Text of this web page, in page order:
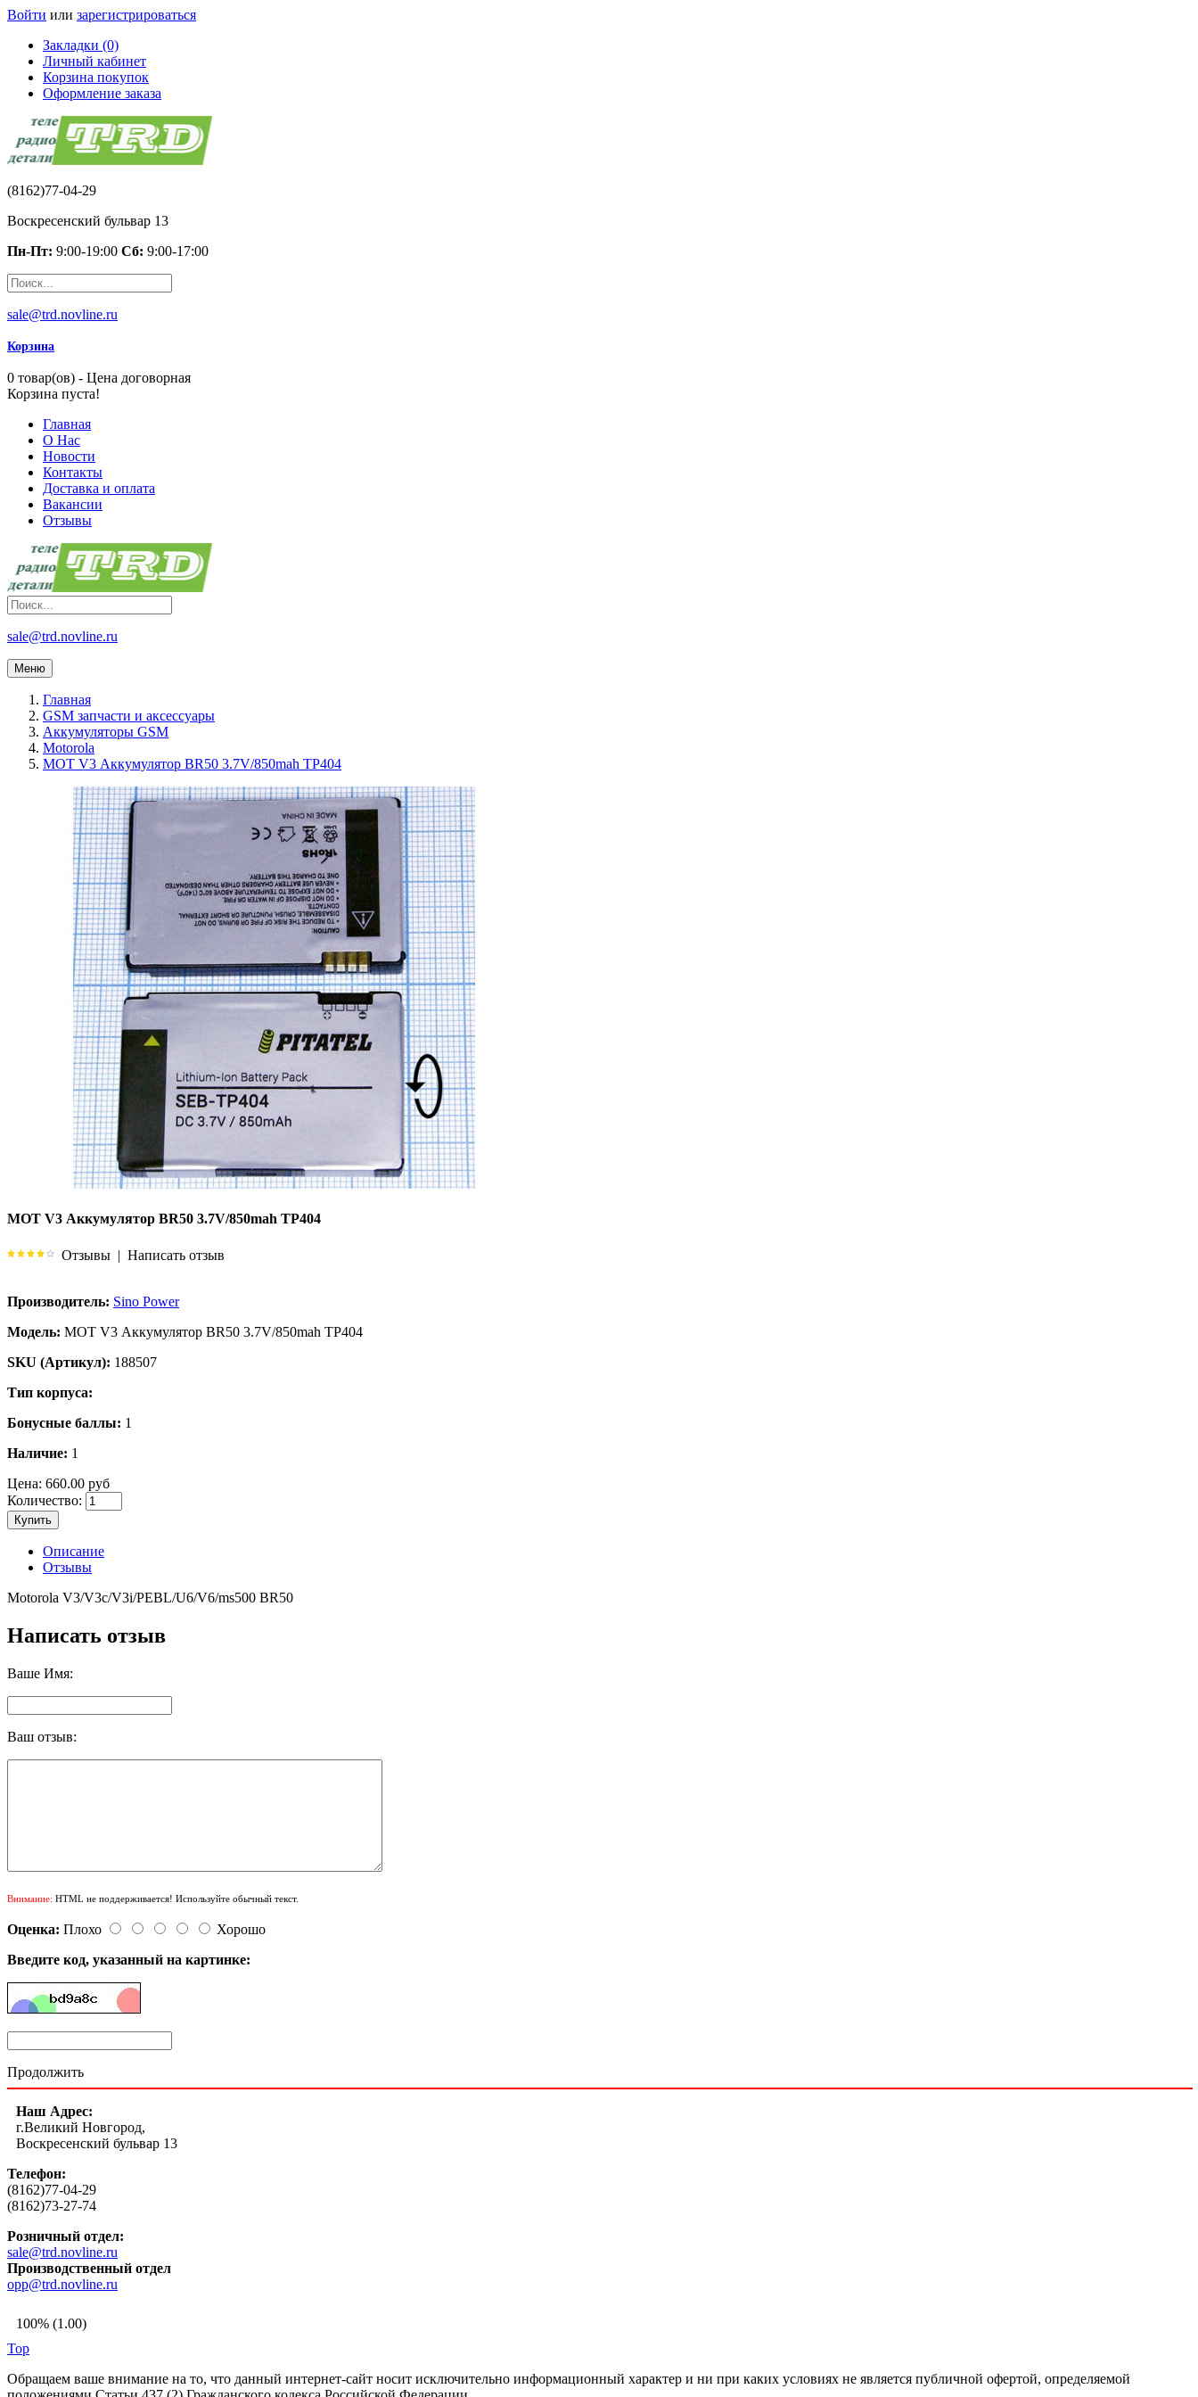
Войти или зарегистрироваться
Закладки (0)
Личный кабинет
Корзина покупок
Оформление заказа
(8162)77-04-29
Воскресенский бульвар 13
Пн-Пт: 9:00-19:00 Сб: 9:00-17:00
sale@trd.novline.ru
Корзина
0 товар(ов) - Цена договорная
Корзина пуста!
Главная
О Нас
Новости
Контакты
Доставка и оплата
Вакансии
Отзывы
sale@trd.novline.ru
Меню
Главная
GSM запчасти и аксессуары
Аккумуляторы GSM
Motorola
MOT V3 Аккумулятор BR50 3.7V/850mah TP404
MOT V3 Аккумулятор BR50 3.7V/850mah TP404
Отзывы | Написать отзыв
Производитель: Sino Power
Модель: MOT V3 Аккумулятор BR50 3.7V/850mah TP404
SKU (Артикул): 188507
Тип корпуса:
Бонусные баллы: 1
Наличие: 1
Цена: 660.00 руб
Количество:
Купить
Описание
Отзывы
Motorola V3/V3c/V3i/PEBL/U6/V6/ms500 BR50
Написать отзыв
Ваше Имя:
Ваш отзыв:
Внимание: HTML не поддерживается! Используйте обычный текст.
Оценка: Плохо
Хорошо
Введите код, указанный на картинке:
Продолжить
Наш Адрес:
г.Великий Новгород,
Воскресенский бульвар 13
Телефон:
(8162)77-04-29
(8162)73-27-74
Розничный отдел:
sale@trd.novline.ru
Производственный отдел
opp@trd.novline.ru
100% (1.00)
Top
Обращаем ваше внимание на то, что данный интернет-сайт носит исключительно информационный характер и ни при каких условиях не является публичной офертой, определяемой